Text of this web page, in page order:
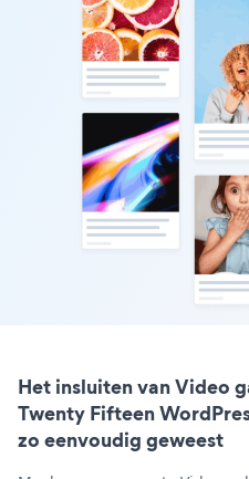
Het insluiten van Video
Twenty Fifteen
zo eenvoudig geweest